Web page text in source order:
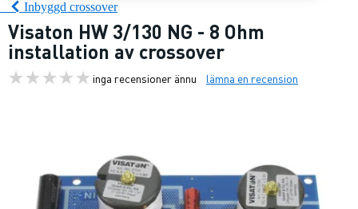
Inbyggd crossover
Visaton HW 3/130 NG - 8 Ohm
installation av crossover
inga recensioner ännu lämna en recension